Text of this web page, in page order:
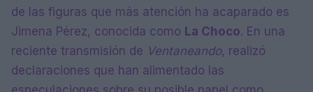
de las figuras que más atención ha acaparado es
Jimena Pérez, conocida como La Choco. En una
reciente transmisión de Ventaneando, realizó
declaraciones que han alimentado las